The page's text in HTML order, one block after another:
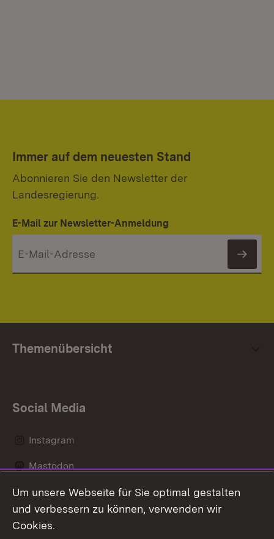
Immer auf dem neuesten Stand
Abonnieren Sie den Newsletter der
Landesregierung.
E-Mail zur Newsletter-Anmeldung
Themenübersicht
Social Media
Instagram
Mastodon
Messenger
Um unsere Webseite für Sie optimal gestalten
und verbessern zu können, verwenden wir
Cookies.